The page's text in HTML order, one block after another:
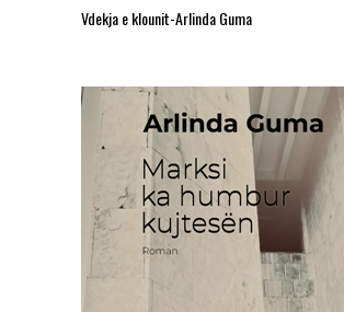
Vdekja e klounit-Arlinda Guma